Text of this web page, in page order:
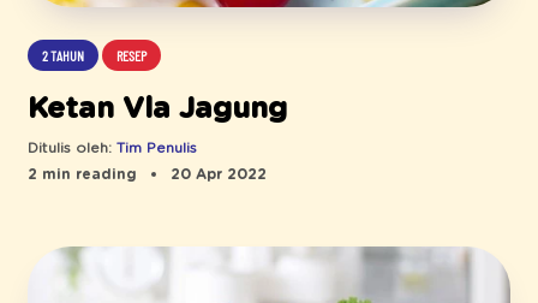
2 TAHUN RESEP
Ketan Vla Jagung
Ditulis oleh: Tim Penulis
2 min reading
20 Apr 2022